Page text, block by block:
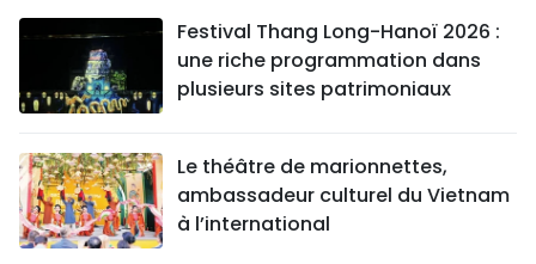
Festival Thang Long-Hanoï 2026 :
une riche programmation dans
plusieurs sites patrimoniaux
Le théâtre de marionnettes,
ambassadeur culturel du Vietnam
à l’international